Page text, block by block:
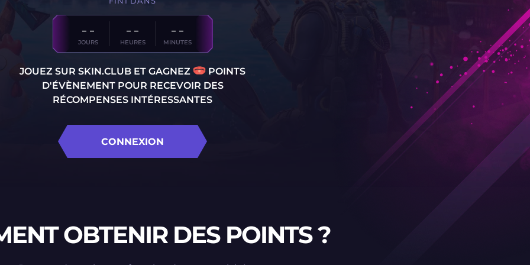
- -
JOURS
- -
HEURES
- -
MINUTES
JOUEZ SUR SKIN.CLUB ET GAGNEZ
POINTS
D'ÉVÈNEMENT POUR RECEVOIR DES
RÉCOMPENSES INTÉRESSANTES
CONNEXION
OBTENIR DES POINTS ?